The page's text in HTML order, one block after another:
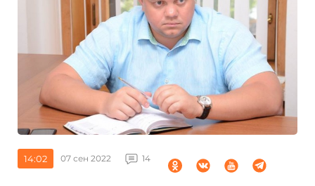
14:02 07 сен 2022 14